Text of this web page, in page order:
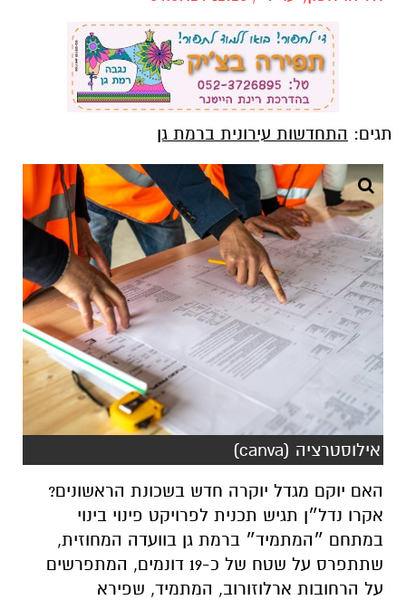
תגים: התחדשות עירונית ברמת גן
אילוסטרציה (canva)
האם יוקם מגדל יוקרה חדש בשכונת הראשונים?
אקרו נדל״ן תגיש תכנית לפרויקט פינוי בינוי
במתחם ״המתמיד״ ברמת גן בוועדה המחוזית,
שתתפרס על שטח של כ-19 דונמים, המתפרשים
על הרחובות ארלוזורוב, המתמיד, שפירא